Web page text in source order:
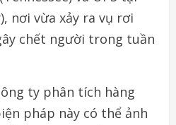
nơi vừa xảy ra vụ rơi
chết người trong tuần
ty phân tích hàng
pháp này có thể ảnh